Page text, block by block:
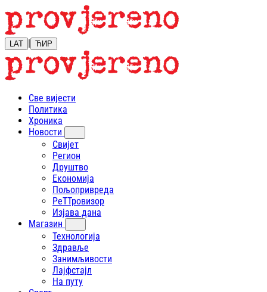
LAT | ЋИР
Све вијести
Политика
Хроника
Новости
Свијет
Регион
Друштво
Економија
Пољопривреда
РеТТровизор
Изјава дана
Магазин
Технологија
Здравље
Занимљивости
Лајфстajл
На путу